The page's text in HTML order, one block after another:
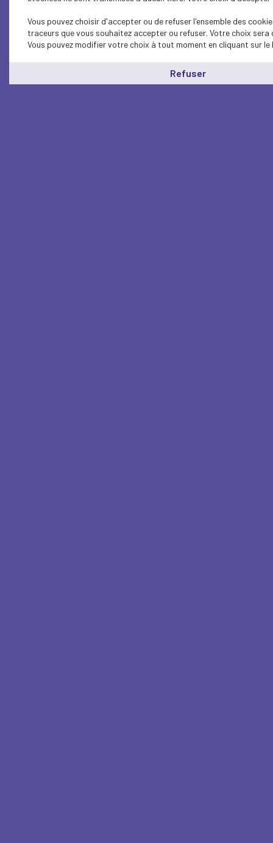
Vous pouvez choisir d'accepter ou de refuser l'ensemble des
traceurs que vous souhaitez accepter ou refuser. Votre choix
Vous pouvez modifier votre choix à tout moment en cliquant sur le
Refuser